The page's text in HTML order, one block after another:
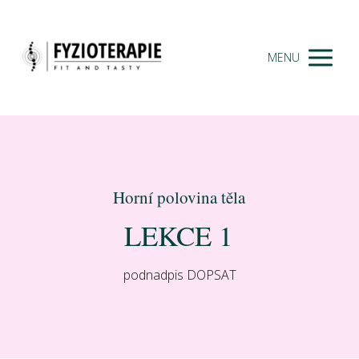
MENU
Horní polovina těla
LEKCE 1
podnadpis DOPSAT